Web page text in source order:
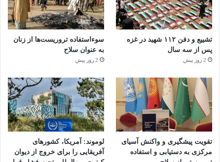
تشییع و دفن ۱۱۲ شهید در غزه
پس از سه سال
2 روز پیش
سوءاستفاده تروریست‌ها از زنان
به عنوان سلاح
2 روز پیش
تقویت پیشگیری و واکنش آسیای
مرکزی به دستیابی و استفاده
لوموند: آمریکا، کشورهای
آفریقایی را برای خروج از دیوان